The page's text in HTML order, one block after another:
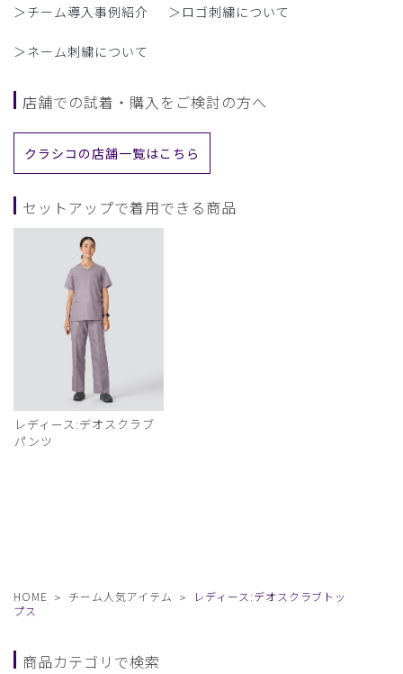
＞チーム導入事例紹介 ＞ロゴ刺繍について
＞ネーム刺繍について
店舗での試着・購入をご検討の方へ
クラシコの店舗一覧はこちら
セットアップで着用できる商品
レディース:デオスクラブ
パンツ
HOME チーム人気アイテム
レディース:デオスクラブトッ
プス
商品カテゴリで検索